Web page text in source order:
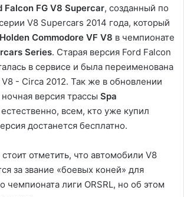
Falcon FG V8 Supercar, созданный по
V8 Supercars 2014 года, который
Holden Commodore VF V8 в чемпионате
Series. Старая версия Ford Falcon
в сервисе и была переименована
V8 - Circa 2012. Так же в обновлении
версия трассы Spa
естественно, всем, кто уже купил
достанется бесплатно.
отметить, что автомобили V8
за звание «боевых коней» для
чемпионата лиги ORSRL, но об этом